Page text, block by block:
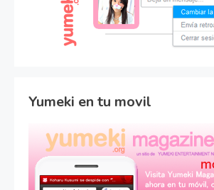
Yumeki en tu movil